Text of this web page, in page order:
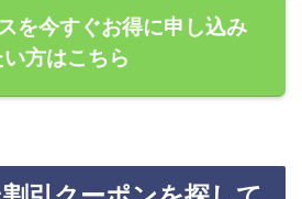
を今すぐお得に申し込み
い方はこちら